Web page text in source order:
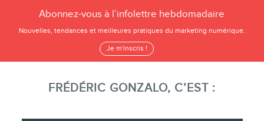
Abonnez-vous à l’infolettre hebdomadaire
Nouvelles, tendances et meilleures pratiques du marketing numérique.
Je m'inscris !
FRÉDÉRIC GONZALO, C’EST :